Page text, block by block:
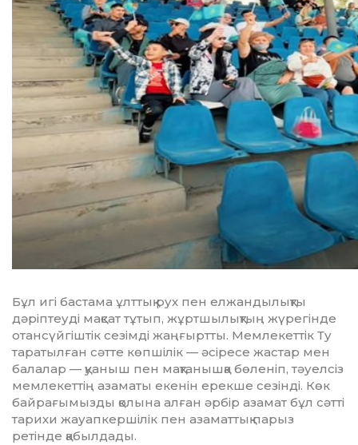
Бұл игі бастама ұлттық рух пен елжандылықты
дәріптеуді мақсат тұтып, жұртшылықтың жүрегінде
отансүйгіштік сезімді жаңғыртты. Мемлекеттік Ту
таратылған сәтте көпшілік — әсіресе жастар мен
балалар — қуаныш пен мақтанышқа бөленіп, тәуелсіз
мемлекеттің азаматы екенін ерекше сезінді. Көк
байрағымызды қолына алған әрбір азамат бұл сәтті
тарихи жауапкершілік пен азаматтық парыз
ретінде қабылдады.